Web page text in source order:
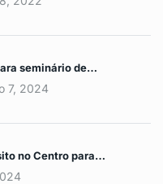
seminário de…
7, 2024
no Centro para…